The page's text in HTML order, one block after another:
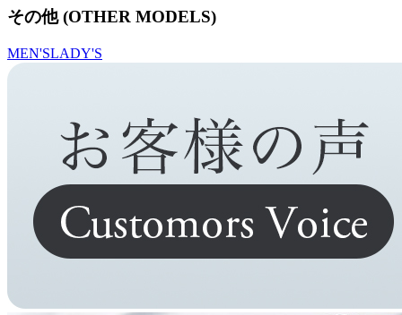
その他 (OTHER MODELS)
MEN'SLADY'S